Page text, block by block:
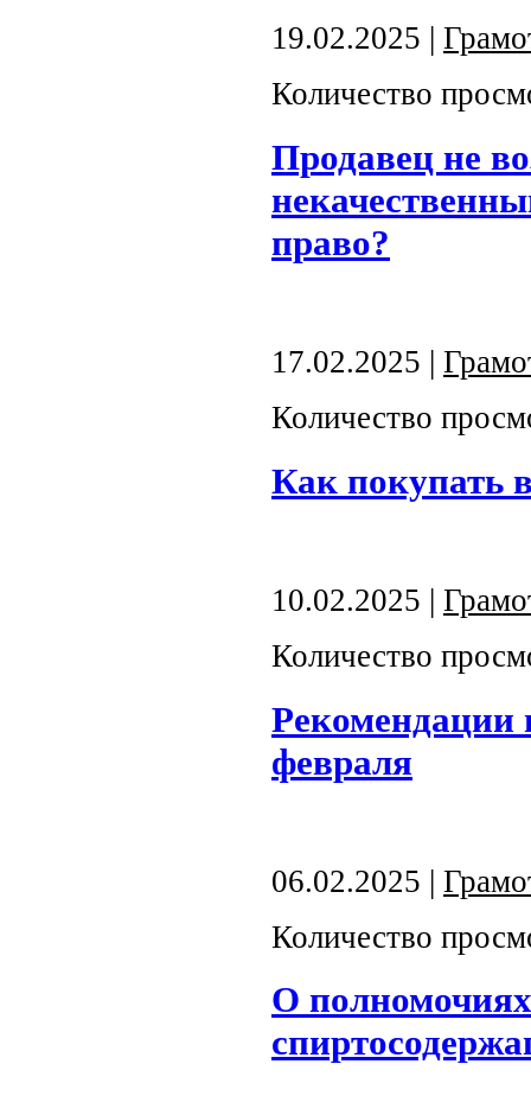
19.02.2025 |
Количество
Продавец не
право?
17.02.2025 |
Количество
Как покупать
10.02.2025 |
Количество
Рекомендации
февраля
06.02.2025 |
Количество
О